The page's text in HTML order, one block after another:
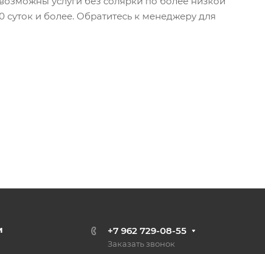
и более. Обратитесь к менеджеру для
+7 962 729-08-55
Заказать звонок